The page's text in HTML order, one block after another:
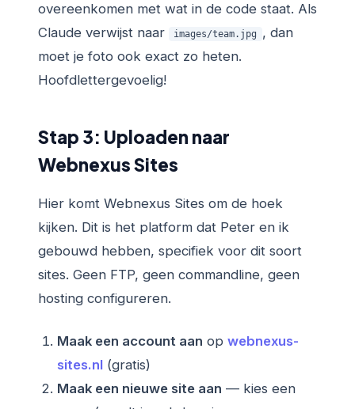
overeenkomen met wat in de code staat. Als
Claude verwijst naar
images/team.jpg
, dan
moet je foto ook exact zo heten.
Hoofdlettergevoelig!
Stap 3: Uploaden naar
Webnexus Sites
Hier komt Webnexus Sites om de hoek
kijken. Dit is het platform dat Peter en ik
gebouwd hebben, specifiek voor dit soort
sites. Geen FTP, geen commandline, geen
hosting configureren.
Maak een account aan op webnexus-
sites.nl (gratis)
Maak een nieuwe site aan — kies een